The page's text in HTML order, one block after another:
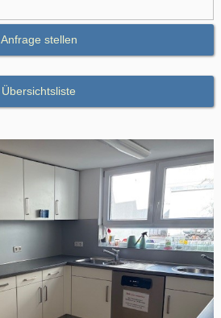
Anfrage stellen
Übersichtsliste